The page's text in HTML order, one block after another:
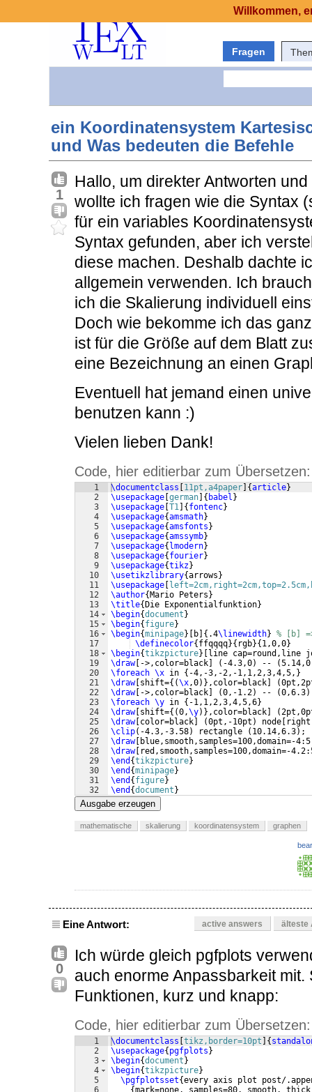
Fragen
ein Koordinatensystem
und Was bedeuten die Befehle
1
Hallo, um direkter Antworten
wollte ich fragen wie die Syntax
für ein variables
Syntax gefunden, aber ich
diese machen. Deshalb dachte
allgemein verwenden. Ich
ich die Skalierung individuell
Doch wie bekomme ich das
ist für die Größe auf dem Blatt
eine Bezeichnung an einen
Eventuell hat jemand einen
benutzen kann :)
Vielen lieben Dank!
Code, hier editierbar zum Übersetzen:
1
2
3
4
5
6
7
8
9
10
11
12
13
14
15
16
17
18
19
20
21
22
23
24
25
26
27
28
29
30
31
32
\documentclass 11pt,a4paper {article}
\usepackage german { babel }
\usepackage T1 { fontenc}
\usepackage{amsmath}
\usepackage{amsfonts }
\usepackage{amssymb}
\usepackage{ lmodern}
\usepackage{ fourier}
\usepackage{tikz}
\usetikzlibrary{arrows }
\usepackage
\author{ Mario Peters }
\title{ Die Exponentialfunktion}
\begin{document }
\begin{ figure}
\begin{minipage} b { .4\linewidth} % [b]
\definecolor{ ffqqqq}{ rgb}{ 1,0,0}
\begin{tikzpicture}
line cap=round,line
\draw[ ->,color=black ( -4.3,0) -- (5.14,0
\foreach \x in { -4,-3,-2,-1,1,2,3,4,5, }
\draw[ shift={(\x,0)} ,color=black (
\draw[ ->,color=black (0,-1.2) -- (0,6.3)
\foreach \y in { -1,1,2,3,4,5,6}
\draw[ shift={(0,\y)} ,color=black (
\draw[ color=black (0pt,-10pt ) node right
\clip( -4.3,-3.58) rectangle ( 10.14,6.3) ;
\draw[ blue,smooth,samples=100,domain=-
\draw[ red,smooth,samples=100,domain=-
\end {tikzpicture}
\end {minipage}
\end { figure}
\end {document }
Ausgabe erzeugen
mathematische skalierung koordinatensystem graphen
Eine Antwort: active answers älteste
0
Ich würde gleich pgfplots
auch enorme Anpassbarkeit
Funktionen, kurz und knapp:
Code, hier editierbar zum Übersetzen:
1
2
3
4
5
\documentclass tikz,border=10pt {
\usepackage{ pgfplots }
\begin{document }
\begin{tikzpicture}
\pgfplotsset{every axis plot post/
Willkommen,